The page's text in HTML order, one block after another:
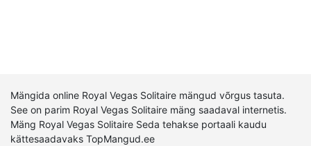
Mängida online Royal Vegas Solitaire mängud võrgus tasuta.
See on parim Royal Vegas Solitaire mäng saadaval internetis.
Mäng Royal Vegas Solitaire Seda tehakse portaali kaudu
kättesaadavaks TopMangud.ee